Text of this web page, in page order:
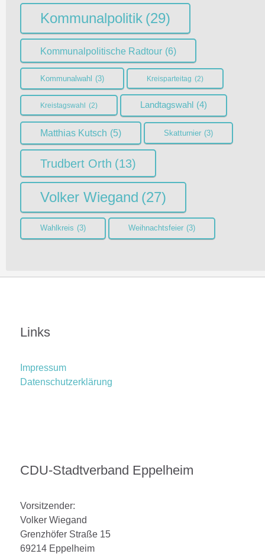
Kommunalpolitik (29)
Kommunalpolitische Radtour (6)
Kommunalwahl (3) Kreisparteitag (2)
Kreistagswahl (2) Landtagswahl (4)
Matthias Kutsch (5) Skatturnier (3)
Trudbert Orth (13)
Volker Wiegand (27)
Wahlkreis (3) Weihnachtsfeier (3)
Links
Impressum
Datenschutzerklärung
CDU-Stadtverband Eppelheim
Vorsitzender:
Volker Wiegand
Grenzhöfer Straße 15
69214 Eppelheim